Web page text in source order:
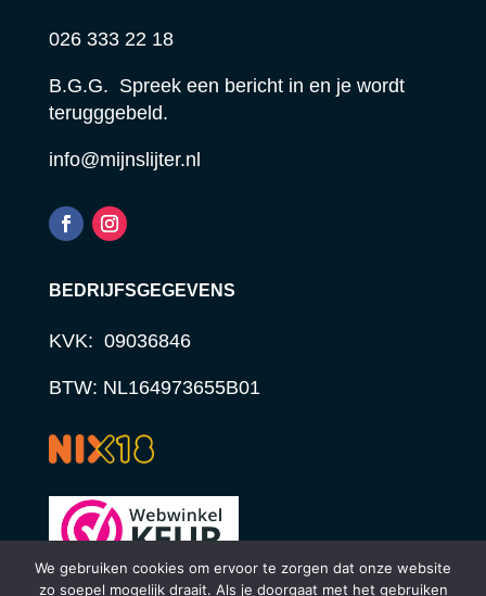
026 333 22 18
B.G.G. Spreek een bericht in en je wordt
terugggebeld.
info@mijnslijter.nl
BEDRIJFSGEGEVENS
KVK: 09036846
BTW: NL164973655B01
We gebruiken cookies om ervoor te zorgen dat onze website
zo soepel mogelijk draait. Als je doorgaat met het gebruiken